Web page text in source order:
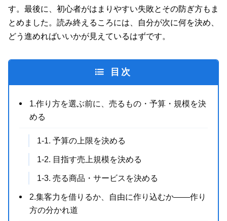
す。最後に、初心者がはまりやすい失敗とその防ぎ方もま
とめました。読み終えるころには、自分が次に何を決め、
どう進めればいいかが見えているはずです。
目次
1.作り方を選ぶ前に、売るもの・予算・規模を決
める
1-1. 予算の上限を決める
1-2. 目指す売上規模を決める
1-3. 売る商品・サービスを決める
2.集客力を借りるか、自由に作り込むか——作り
方の分かれ道